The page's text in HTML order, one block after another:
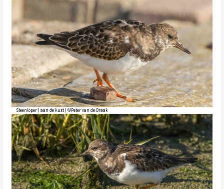
Steenloper | aan de kust | ©Peter van de Braak